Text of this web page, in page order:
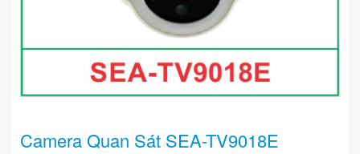
Camera Quan Sát SEA-TV9018E